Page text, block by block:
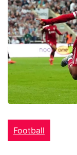
Football